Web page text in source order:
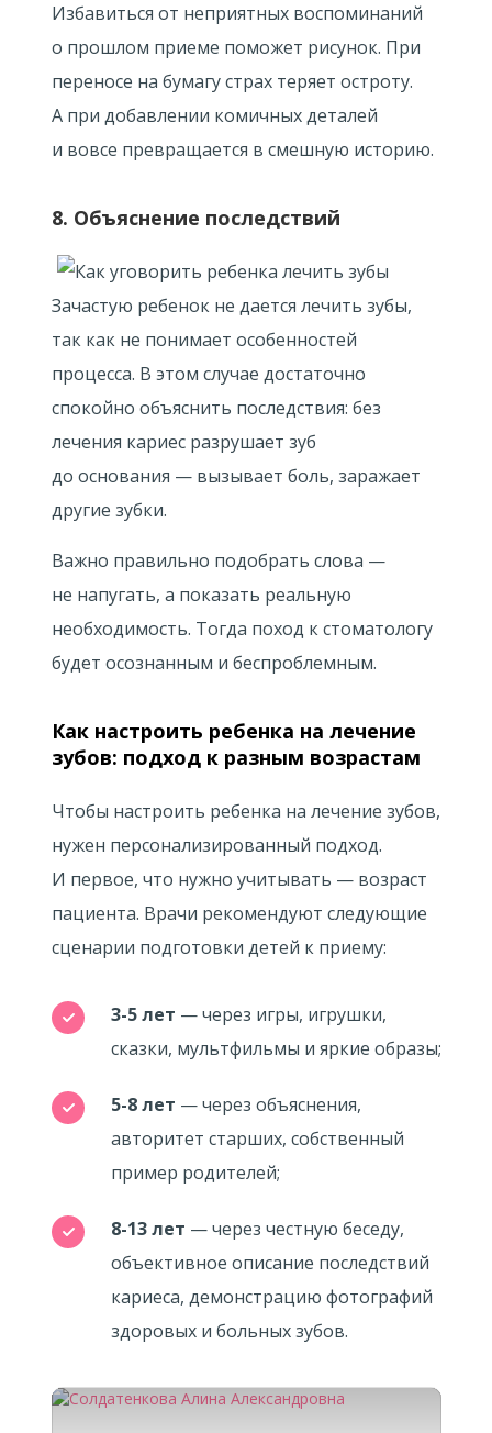
Избавиться от неприятных воспоминаний
о прошлом приеме поможет рисунок. При
переносе на бумагу страх теряет остроту.
А при добавлении комичных деталей
и вовсе превращается в смешную историю.
8. Объяснение последствий
Зачастую ребенок не дается лечить зубы,
так как не понимает особенностей
процесса. В этом случае достаточно
спокойно объяснить последствия: без
лечения кариес разрушает зуб
до основания — вызывает боль, заражает
другие зубки.
Важно правильно подобрать слова —
не напугать, а показать реальную
необходимость. Тогда поход к стоматологу
будет осознанным и беспроблемным.
Как настроить ребенка на лечение
зубов: подход к разным возрастам
Чтобы настроить ребенка на лечение зубов,
нужен персонализированный подход.
И первое, что нужно учитывать — возраст
пациента. Врачи рекомендуют следующие
сценарии подготовки детей к приему:
3-5 лет — через игры, игрушки,
сказки, мультфильмы и яркие образы;
5-8 лет — через объяснения,
авторитет старших, собственный
пример родителей;
8-13 лет — через честную беседу,
объективное описание последствий
кариеса, демонстрацию фотографий
здоровых и больных зубов.